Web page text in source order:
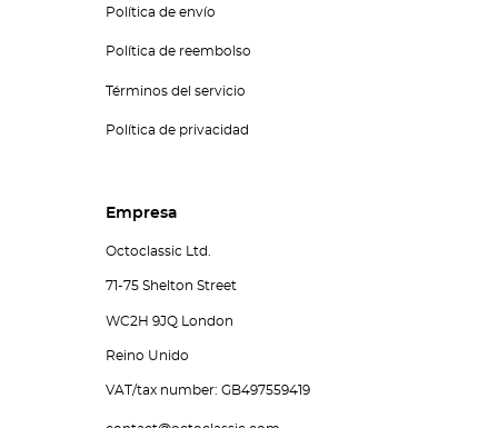
Política de envío
Política de reembolso
Términos del servicio
Política de privacidad
Empresa
Octoclassic Ltd.
71-75 Shelton Street
WC2H 9JQ London
Reino Unido
VAT/tax number: GB497559419